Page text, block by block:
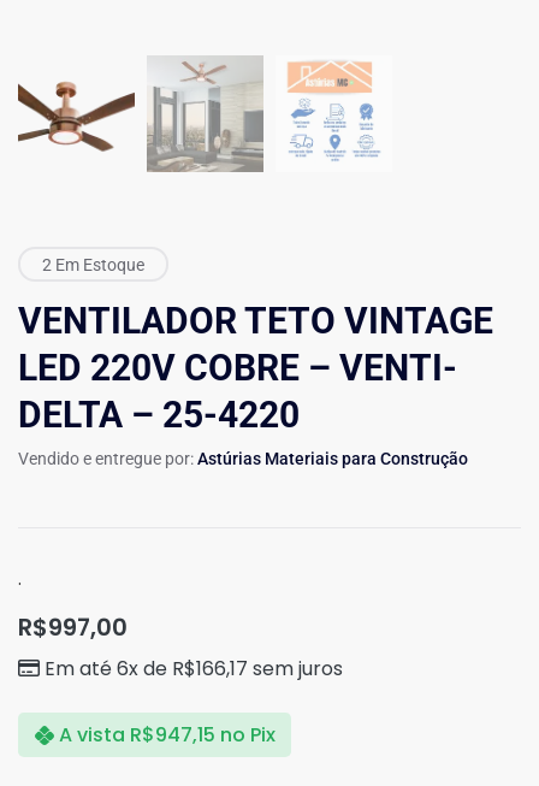
2 Em Estoque
VENTILADOR TETO VINTAGE
LED 220V COBRE – VENTI-
DELTA – 25-4220
Vendido e entregue por:Astúrias Materiais para Construção
.
R$997,00
Em até 6x de R$166,17 sem juros
A vista R$947,15 no Pix